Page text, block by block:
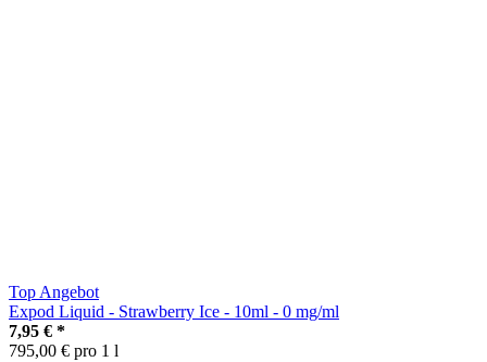
Top Angebot
Expod Liquid - Strawberry Ice - 10ml - 0 mg/ml
7,95 € *
795,00 € pro 1 l